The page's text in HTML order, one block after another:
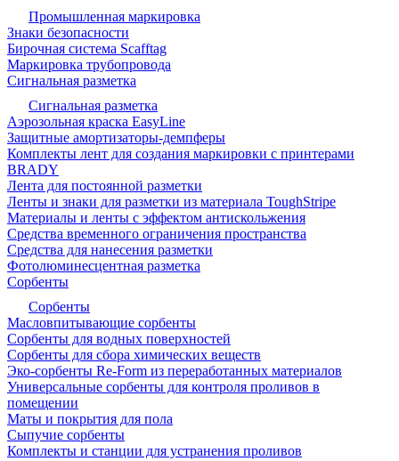
Промышленная маркировка
Знаки безопасности
Бирочная система Scafftag
Маркировка трубопровода
Сигнальная разметка
Сигнальная разметка
Аэрозольная краска EasyLine
Защитные амортизаторы-демпферы
Комплекты лент для создания маркировки с принтерами
BRADY
Лента для постоянной разметки
Ленты и знаки для разметки из материала ToughStripe
Материалы и ленты с эффектом антискольжения
Средства временного ограничения пространства
Средства для нанесения разметки
Фотолюминесцентная разметка
Сорбенты
Сорбенты
Масловпитывающие сорбенты
Сорбенты для водных поверхностей
Сорбенты для сбора химических веществ
Эко-сорбенты Re-Form из переработанных материалов
Универсальные сорбенты для контроля проливов в
помещении
Маты и покрытия для пола
Сыпучие сорбенты
Комплекты и станции для устранения проливов